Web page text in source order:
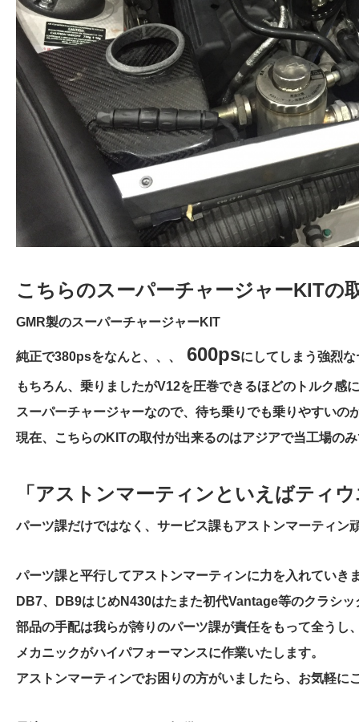
こちらのスーパーチャージャーKITの
GMR製のスーパーチャージャーKIT
純正で380psをなんと、、、 600psにしてしまう強烈
もちろん、乗りましたがV12を圧巻できるほどのトルク感
スーパーチャージャーなので、待ち乗りでも乗りやすいの
現在、こちらのKITの取付が出来るのはアジアで当工場の
「アストンマーティンといえばティ
パーツ課だけではなく、サービス課もアストンマーティン
パーツ課と平行してアストンマーティンに力を入れていき
DB7、DB9はじめN430はたまた初代Vantage等のクラシ
部品の手配は我らが誇りのパーツ課が責任をもって全うし
メカニックがハイパフォーマンスに作業いたします。
アストンマーティンでお困りの方がいましたら、お気軽に